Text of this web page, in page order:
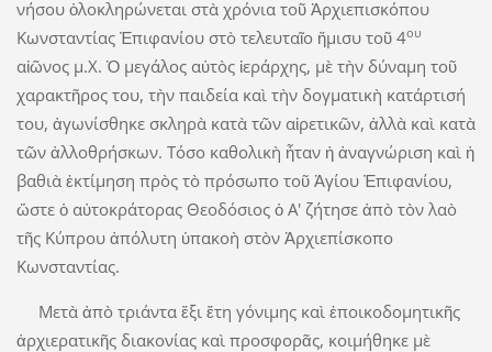
νήσου ὁλοκληρώνεται στὰ χρόνια τοῦ Ἀρχιεπισκόπου
Κωνσταντίας Ἐπιφανίου στὸ τελευταῖο ἥμισυ τοῦ 4ου
αἰῶνος μ.Χ. Ὁ μεγάλος αὐτὸς ἱεράρχης, μὲ τὴν δύναμη τοῦ
χαρακτῆρος του, τὴν παιδεία καὶ τὴν δογματικὴ κατάρτισή
του, ἀγωνίσθηκε σκληρὰ κατὰ τῶν αἱρετικῶν, ἀλλὰ καὶ κατὰ
τῶν ἀλλοθρήσκων. Τόσο καθολικὴ ἦταν ἡ ἀναγνώριση καὶ ἡ
βαθιὰ ἐκτίμηση πρὸς τὸ πρόσωπο τοῦ Ἁγίου Ἐπιφανίου,
ὥστε ὁ αὐτοκράτορας Θεοδόσιος ὁ Α' ζήτησε ἀπὸ τὸν λαὸ
τῆς Κύπρου ἀπόλυτη ὑπακοὴ στὸν Ἀρχιεπίσκοπο
Κωνσταντίας.
Μετὰ ἀπὸ τριάντα ἕξι ἔτη γόνιμης καὶ ἐποικοδομητικῆς
ἀρχιερατικῆς διακονίας καὶ προσφορᾶς, κοιμήθηκε μὲ